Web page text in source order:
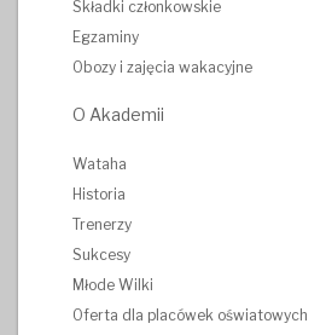
Składki członkowskie
Egzaminy
Obozy i zajęcia wakacyjne
O Akademii
Wataha
Historia
Trenerzy
Sukcesy
Młode Wilki
Oferta dla placówek oświatowych